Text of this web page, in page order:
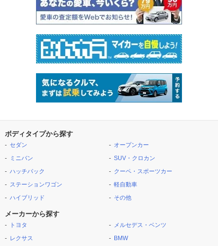
ボディタイプから探す
セダン
ミニバン
ハッチバック
ステーションワゴン
ハイブリッド
オープンカー
SUV・クロカン
クーペ・スポーツカー
軽自動車
その他
メーカーから探す
トヨタ
レクサス
メルセデス・ベンツ
BMW